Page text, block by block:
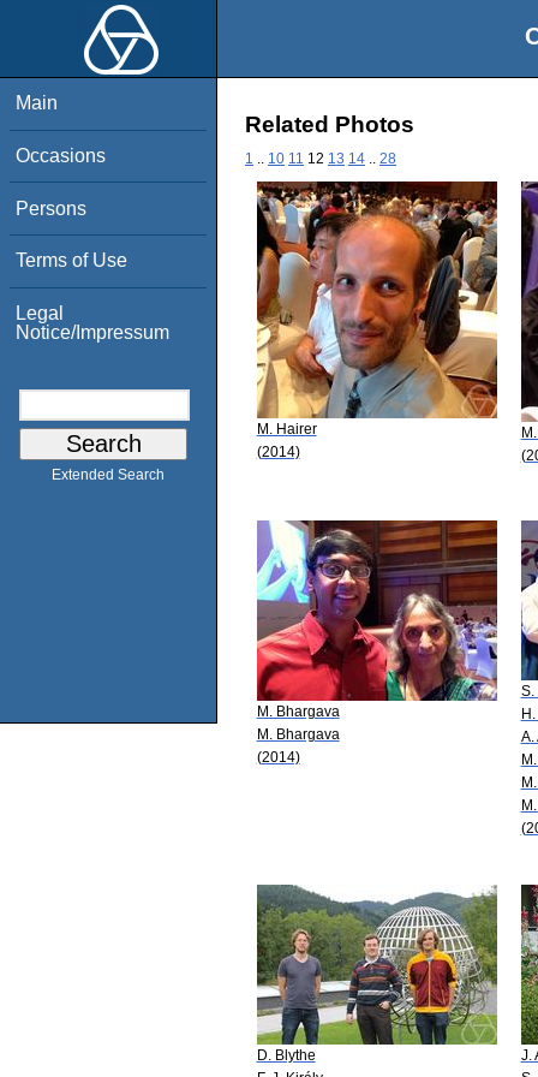
Main
Occasions
Persons
Terms of Use
Legal
Notice/Impressum
Extended Search
Related Photos
1 10 11 12 13 14 28
M. Hairer
(2014)
M. Bhargava
M. Bhargava
(2014)
S.
A.
D. Blythe
J.